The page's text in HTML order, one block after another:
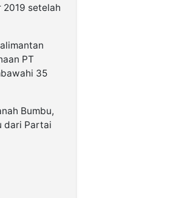
2019 setelah
PT
35
Bumbu,
dari Partai